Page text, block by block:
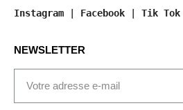
Instagram Facebook Tik Tok
NEWSLETTER